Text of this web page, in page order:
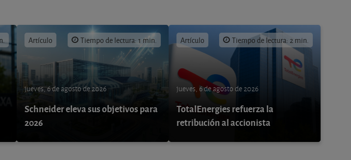
Artículo Tiempo de lectura: 1 min.
jueves, 6 de agosto de 2026
Schneider eleva sus objetivos para
2026
Artículo Tiempo de lectura: 2 min.
jueves, 6 de agosto de 2026
TotalEnergies refuerza la
retribución al accionista